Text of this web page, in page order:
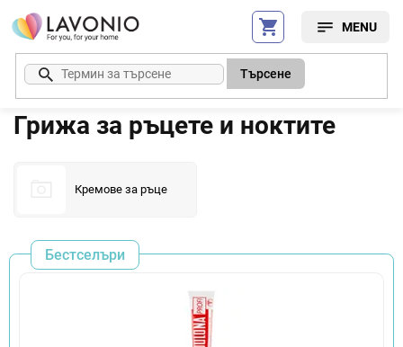
Преминаване
към
съдържанието
Търсене
Грижа за ръцете и ноктите
Кремове за ръце
Бестселъри